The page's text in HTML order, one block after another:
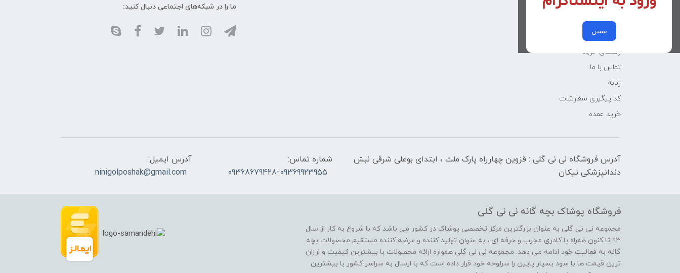
بستن
دخترانه
پسرانه
کوچولوهای نی نی گلی
راهنمای خرید
تماس با ما
زنانه
کد پیگیری سفارشات
خرید عمده
ما را در شبکه‌های اجتماعی دنبال کنید:
آدرس فروشگاه نی نی گلی : قزوین چهارراه پارک ملت ، ابتدای بوعلی شرقی نبش
دندانپزشکی نیکان
شماره تماس:
09368679428-09369923955
آدرس ایمیل:
ninigolposhak@gmail.com
فروشگاه پوشاک بچه گانه نی نی گلی
مجموعه نی نی گلی به عنوان بزرگترین مرکز تخصصی پوشاک در کشور می باشد که با شروع به کار از سال
۹۳ تا کنون همراه با کادری مجرب و حرفه ای ، به عنوان تولید کننده و عرضه کننده مستقیم محصولات بچه
گانه به فعالیت خود ادامه می دهد. مجموعه نی نی گلی همواره ارائه محصولات با بیشترین کیفیت و ارزان
ترین قیمت ها با سود بسیار پایین را سرلوحه خود قرار داده است که با ارسال به سراسر کشور با بیشترین